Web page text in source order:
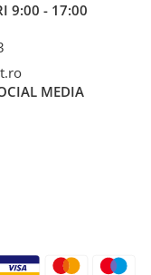
9:00 - 17:00
MEDIA